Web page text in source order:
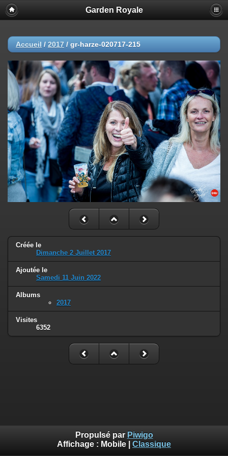
Garden Royale
Accueil / 2017 / gr-harze-020717-215
Créée le
Dimanche 2 Juillet 2017
Ajoutée le
Samedi 11 Juin 2022
Albums
2017
Visites
6352
Propulsé par Piwigo
Affichage : Mobile Classique